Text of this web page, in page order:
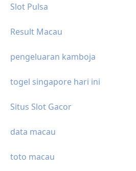
Slot Pulsa
Result Macau
pengeluaran kamboja
togel singapore hari ini
Situs Slot Gacor
data macau
toto macau